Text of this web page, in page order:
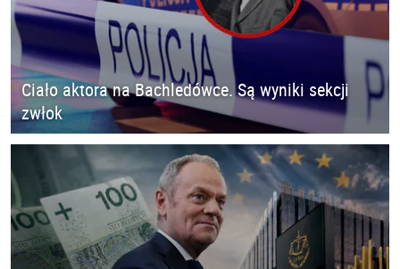
Ciało aktora na Bachledówce. Są wyniki sekcji
zwłok